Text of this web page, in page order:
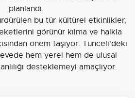
planlandı.
bu tür kültürel etkinlikler,
görünür kılma ve halkla
önem taşıyor. Tunceli'deki
hem yerel hem de ulusal
desteklemeyi amaçlıyor.